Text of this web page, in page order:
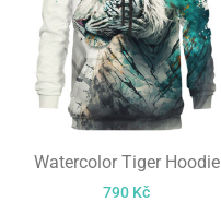
Watercolor Tiger Hoodie
790 Kč